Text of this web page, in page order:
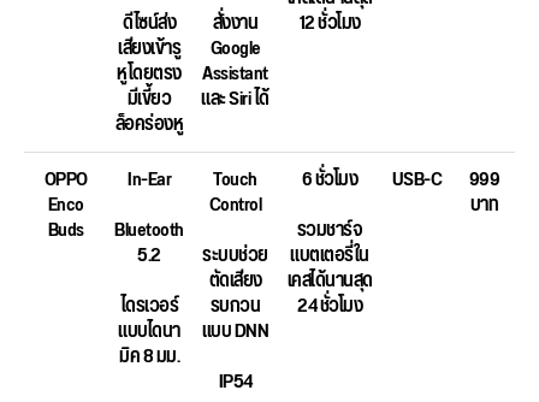
ดีไซน์ส่ง
เสียงเข้ารู
หูโดยตรง
มีเขี้ยว
ล็อคร่องหู
สั่งงาน
Google
Assistant
และ Siri ได้
12 ชั่วโมง
OPPO
Enco
Buds
In-Ear
Bluetooth
5.2
ไดรเวอร์
แบบไดนา
มิค 8 มม.
Touch
Control
ระบบช่วย
ตัดเสียง
รบกวน
แบบ DNN
IP54
6 ชั่วโมง
รวมชาร์จ
แบตเตอรี่ใน
เคสได้นานสุด
24 ชั่วโมง
USB-C 999
บาท